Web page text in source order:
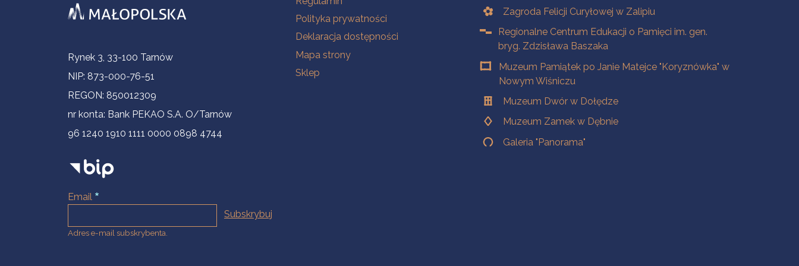
Informacje kontaktowe
Rynek 3, 33-100 Tarnów
NIP: 873-000-76-51
REGON: 850012309
nr konta: Bank PEKAO S.A. O/Tarnów
96 1240 1910 1111 0000 0898 4744
Email
Adres e-mail subskrybenta.
Polityka prywatności
Deklaracja dostępności
Mapa strony
Sklep
Zagroda Felicji Curyłowej w Zalipiu
Regionalne Centrum Edukacji o Pamięci im. gen.
bryg. Zdzisława Baszaka
Muzeum Pamiątek po Janie Matejce "Koryznówka" w
Nowym Wiśniczu
Muzeum Dwór w Dołędze
Muzeum Zamek w Dębnie
Galeria "Panorama"